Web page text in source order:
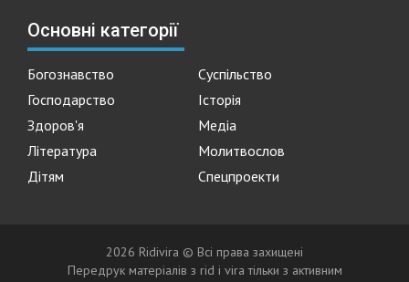
Основні категорії
Богознавство
Суспільство
Господарство
Історія
Здоров'я
Медіа
Література
Молитвослов
Дітям
Спецпроекти
2026 Ridivira © Всі права захищені
Передрук матеріалів з rid i vira тільки з активним